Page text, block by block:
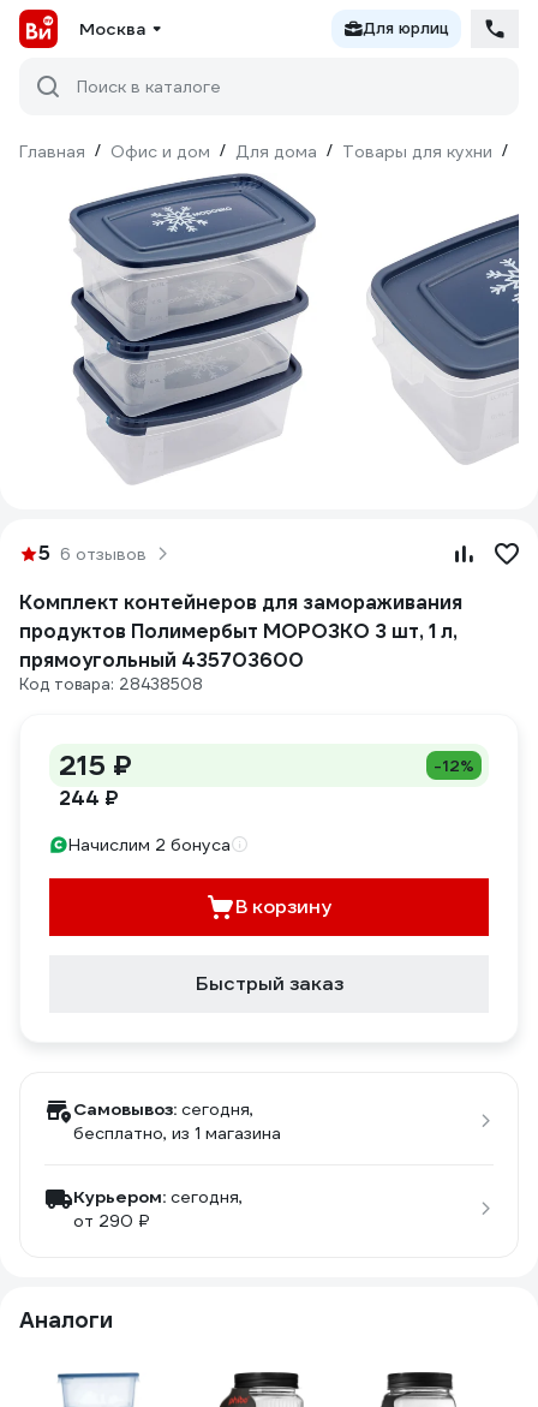
Москва Для юрлиц
Поиск в каталоге
Главная / Офис и дом / Для дома / Товары для кухни /
5 6 отзывов
Комплект контейнеров для замораживания
продуктов Полимербыт МОРОЗКО 3 шт, 1 л,
прямоугольный 435703600
Код товара: 28438508
215 ₽ -12%
244 ₽
Начислим 2 бонуса
В корзину
Быстрый заказ
Самовывоз: сегодня,
бесплатно, из 1 магазина
Курьером: сегодня,
от 290 ₽
Аналоги